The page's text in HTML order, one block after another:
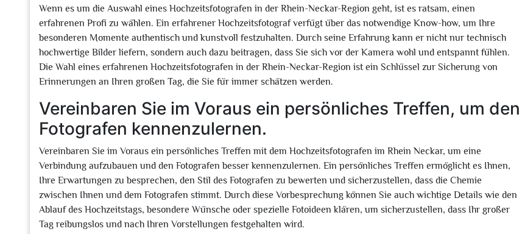
Wenn es um die Auswahl eines Hochzeitsfotografen in der Rhein-Neckar-Region geht, ist es ratsam, einen
erfahrenen Profi zu wählen. Ein erfahrener Hochzeitsfotograf verfügt über das notwendige Know-how, um Ihre
besonderen Momente authentisch und kunstvoll festzuhalten. Durch seine Erfahrung kann er nicht nur technisch
hochwertige Bilder liefern, sondern auch dazu beitragen, dass Sie sich vor der Kamera wohl und entspannt fühlen.
Die Wahl eines erfahrenen Hochzeitsfotografen in der Rhein-Neckar-Region ist ein Schlüssel zur Sicherung von
Erinnerungen an Ihren großen Tag, die Sie für immer schätzen werden.
Vereinbaren Sie im Voraus ein persönliches Treffen, um den
Fotografen kennenzulernen.
Vereinbaren Sie im Voraus ein persönliches Treffen mit dem Hochzeitsfotografen im Rhein Neckar, um eine
Verbindung aufzubauen und den Fotografen besser kennenzulernen. Ein persönliches Treffen ermöglicht es Ihnen,
Ihre Erwartungen zu besprechen, den Stil des Fotografen zu bewerten und sicherzustellen, dass die Chemie
zwischen Ihnen und dem Fotografen stimmt. Durch diese Vorbesprechung können Sie auch wichtige Details wie den
Ablauf des Hochzeitstags, besondere Wünsche oder spezielle Fotoideen klären, um sicherzustellen, dass Ihr großer
Tag reibungslos und nach Ihren Vorstellungen festgehalten wird.